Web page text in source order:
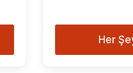
Her